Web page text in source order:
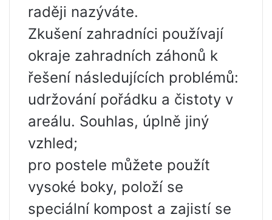
raději nazýváte.
Zkušení zahradníci používají
okraje zahradních záhonů k
řešení následujících problémů:
udržování pořádku a čistoty v
areálu. Souhlas, úplně jiný
vzhled;
pro postele můžete použít
vysoké boky, položí se
speciální kompost a zajistí se